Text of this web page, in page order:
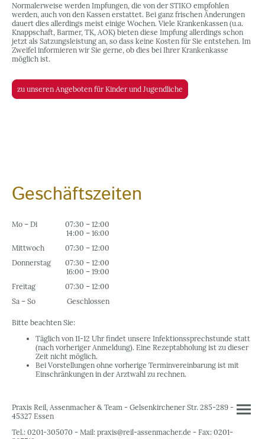
Normalerweise werden Impfungen, die von der STIKO empfohlen
werden, auch von den Kassen erstattet. Bei ganz frischen Änderungen
dauert dies allerdings meist einige Wochen. Viele Krankenkassen (u.a.
Knappschaft, Barmer, TK, AOK) bieten diese Impfung allerdings schon
jetzt als Satzungsleistung an, so dass keine Kosten für Sie entstehen. Im
Zweifel informieren wir Sie gerne, ob dies bei Ihrer Krankenkasse
möglich ist.
zu unseren Angeboten für Kinder und Jugendliche
Geschäftszeiten
Mo – Di 07:30 – 12:00
14:00 – 16:00
Mittwoch
07:30 – 12:00
Donnerstag
07:30 – 12:00
16:00 – 19:00
Freitag
07:30 – 12:00
Sa – So Geschlossen
Bitte beachten Sie:
Täglich von 11-12 Uhr findet unsere Infektionssprechstunde statt
(nach vorheriger Anmeldung). Eine Rezeptabholung ist zu dieser
Zeit nicht möglich.
Bei Vorstellungen ohne vorherige Terminvereinbarung ist mit
Einschränkungen in der Arztwahl zu rechnen.
Praxis Reil, Assenmacher & Team - Gelsenkirchener Str. 285-289 -
45327 Essen
Tel.: 0201-305070 - Mail: praxis@reil-assenmacher.de - Fax: 0201-